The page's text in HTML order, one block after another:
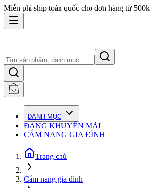
Miễn phí ship toàn quốc cho đơn hàng từ 500k
DANH MỤC
ĐANG KHUYẾN MÃI
CẨM NANG GIA ĐÌNH
Trang chủ
Cẩm nang gia đình